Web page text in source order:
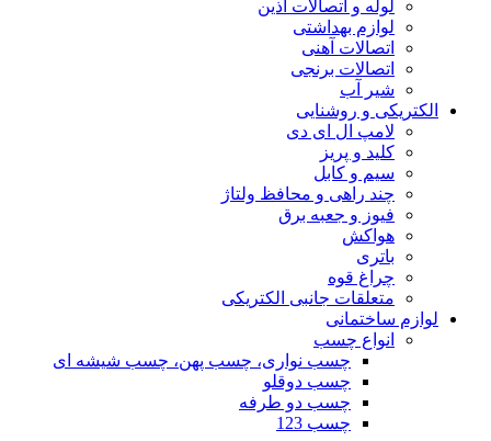
لوله و اتصالات آذین
لوازم بهداشتی
اتصالات آهنی
اتصالات برنجی
شیر آب
الکتریکی و روشنایی
لامپ ال ای دی
کلید و پریز
سیم و کابل
چند راهی و محافظ ولتاژ
فیوز و جعبه برق
هواکش
باتری
چراغ قوه
متعلقات جانبی الکتریکی
لوازم ساختمانی
انواع چسب
چسب نواری، چسب پهن، چسب شیشه ای
چسب دوقلو
چسب دو طرفه
چسب 123